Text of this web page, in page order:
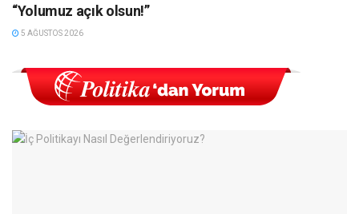
“Yolumuz açık olsun!”
5 AĞUSTOS 2026